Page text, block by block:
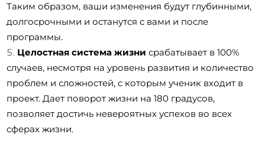
Таким образом, ваши изменения будут глубинными,
долгосрочными и останутся с вами и после
программы.
Целостная система жизни срабатывает в 100%
случаев, несмотря на уровень развития и количество
проблем и сложностей, с которым ученик входит в
проект. Дает поворот жизни на 180 градусов,
позволяет достичь невероятных успехов во всех
сферах жизни.